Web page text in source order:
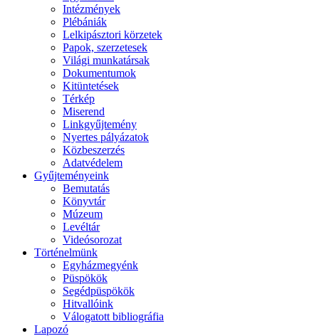
Intézmények
Plébániák
Lelkipásztori körzetek
Papok, szerzetesek
Világi munkatársak
Dokumentumok
Kitüntetések
Térkép
Miserend
Linkgyűjtemény
Nyertes pályázatok
Közbeszerzés
Adatvédelem
Gyűjteményeink
Bemutatás
Könyvtár
Múzeum
Levéltár
Videósorozat
Történelmünk
Egyházmegyénk
Püspökök
Segédpüspökök
Hitvallóink
Válogatott bibliográfia
Lapozó